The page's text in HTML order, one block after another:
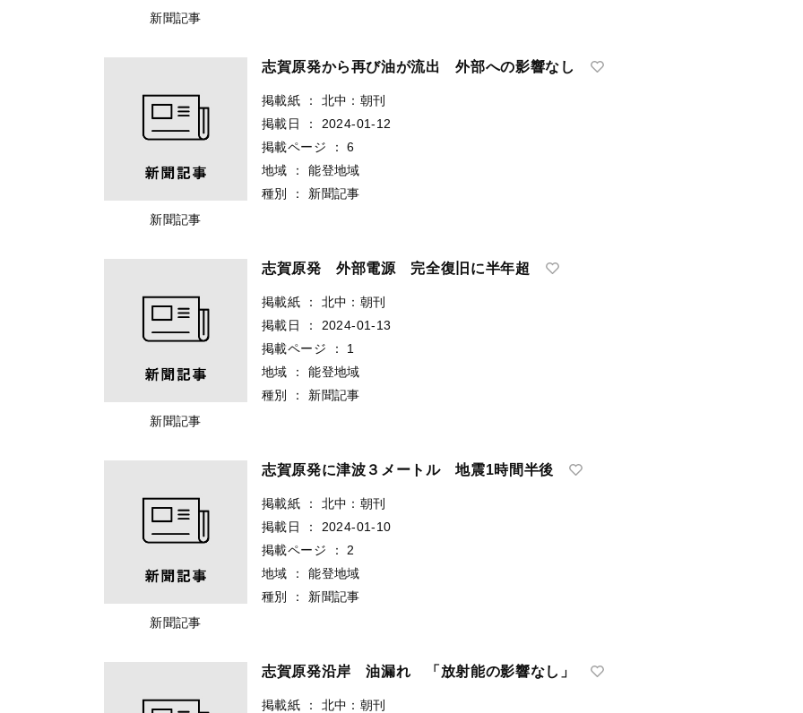
新聞記事
新聞記事
志賀原発から再び油が流出 外部への影響なし
掲載紙 ：
北中：朝刊
掲載日
：
2024-01-12
掲載ページ
：
6
地域
：
能登地域
種別
： 新聞記事
新聞記事
志賀原発 外部電源 完全復旧に半年超
掲載紙 ：
北中：朝刊
掲載日
：
2024-01-13
掲載ページ
：
1
地域
：
能登地域
種別
： 新聞記事
新聞記事
志賀原発に津波３メートル 地震1時間半後
掲載紙 ：
北中：朝刊
掲載日
：
2024-01-10
掲載ページ
：
2
地域
：
能登地域
種別
： 新聞記事
志賀原発沿岸 油漏れ 「放射能の影響なし」
掲載紙 ：
北中：朝刊